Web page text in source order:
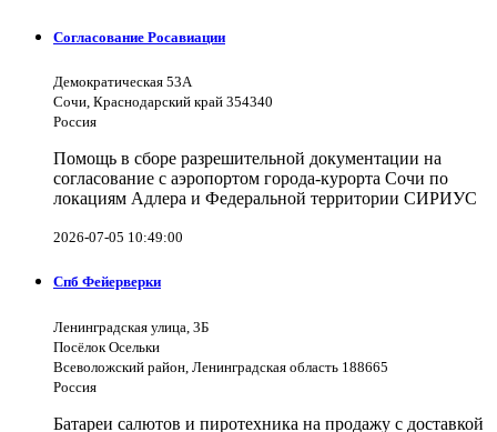
Согласование Росавиации
Демократическая 53А
Сочи, Краснодарский край 354340
Россия
Помощь в сборе разрешительной документации на
согласование с аэропортом города-курорта Сочи по
локациям Адлера и Федеральной территории СИРИУС
2026-07-05 10:49:00
Спб Фейерверки
Ленинградская улица, 3Б
Посёлок Осельки
Всеволожский район, Ленинградская область 188665
Россия
Батареи салютов и пиротехника на продажу с доставкой